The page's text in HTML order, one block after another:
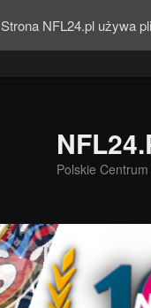
Polskie
Strona NFL24.pl używa